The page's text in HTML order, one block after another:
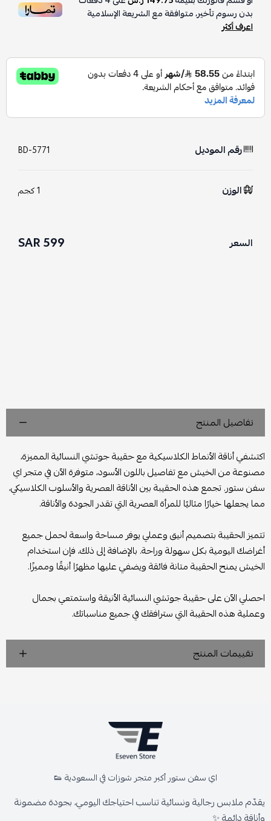
بدون رسوم تأخير، متوافقة مع الشريعة الإسلامية
اعرف أكثر
رقم الموديل BD-5771
الوزن 1 كجم
السعر 599 SAR
تفاصيل المنتج
اكتشفي أناقة الأنماط الكلاسيكية مع حقيبة جوتشي النسائية المميزة،
مصنوعة من الخيش مع تفاصيل باللون الأسود، متوفرة الآن في متجر اي
سفن ستور. تجمع هذه الحقيبة بين الأناقة العصرية والأسلوب الكلاسيكي،
مما يجعلها خيارًا مثاليًا للمرأة العصرية التي تقدر الجودة والأناقة.
تتميز الحقيبة بتصميم أنيق وعملي يوفر مساحة واسعة لحمل جميع
أغراضك اليومية بكل سهولة وراحة. بالإضافة إلى ذلك، فإن استخدام
الخيش يمنح الحقيبة متانة فائقة ويضفي عليها مظهرًا أنيقًا ومميزًا.
احصلي الآن على حقيبة جوتشي النسائية الأنيقة واستمتعي بجمال
وعملية هذه الحقيبة التي سترافقك في جميع مناسباتك.
تقييمات المنتج
اي سفن ستور أكبر متجر شوزات في السعودية 👟
يقدّم ملابس رجالية ونسائية تناسب احتياجك اليومي، بجودة مضمونة